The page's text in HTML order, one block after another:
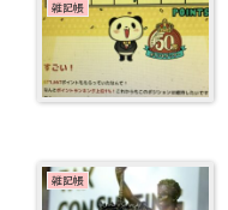
雑記帳
雑記帳